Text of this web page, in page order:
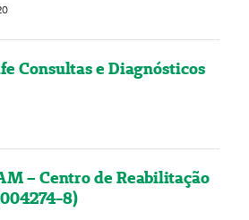
Consultas e Diagnósticos
– Centro de Reabilitação
8)